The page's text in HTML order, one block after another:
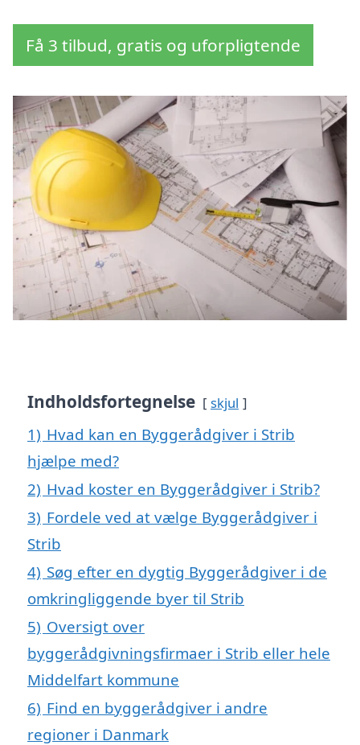
Få 3 tilbud, gratis og uforpligtende
Indholdsfortegnelse skjul
1) Hvad kan en Byggerådgiver i Strib
hjælpe med?
2) Hvad koster en Byggerådgiver i Strib?
3) Fordele ved at vælge Byggerådgiver i
Strib
4) Søg efter en dygtig Byggerådgiver i de
omkringliggende byer til Strib
5) Oversigt over
byggerådgivningsfirmaer i Strib eller hele
Middelfart kommune
6) Find en byggerådgiver i andre
regioner i Danmark